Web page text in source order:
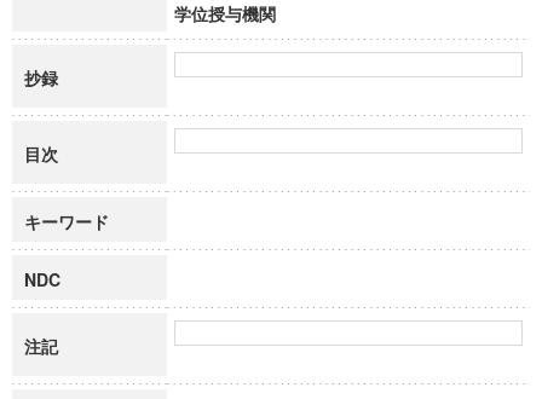
学位授与機関
抄録
目次
キーワード
NDC
注記